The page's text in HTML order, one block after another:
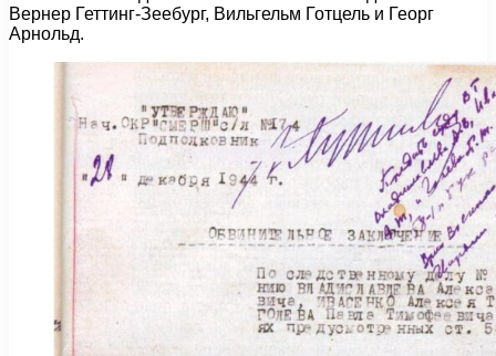
Вернер Геттинг-Зеебург, Вильгельм Готцель и Георг
Арнольд.